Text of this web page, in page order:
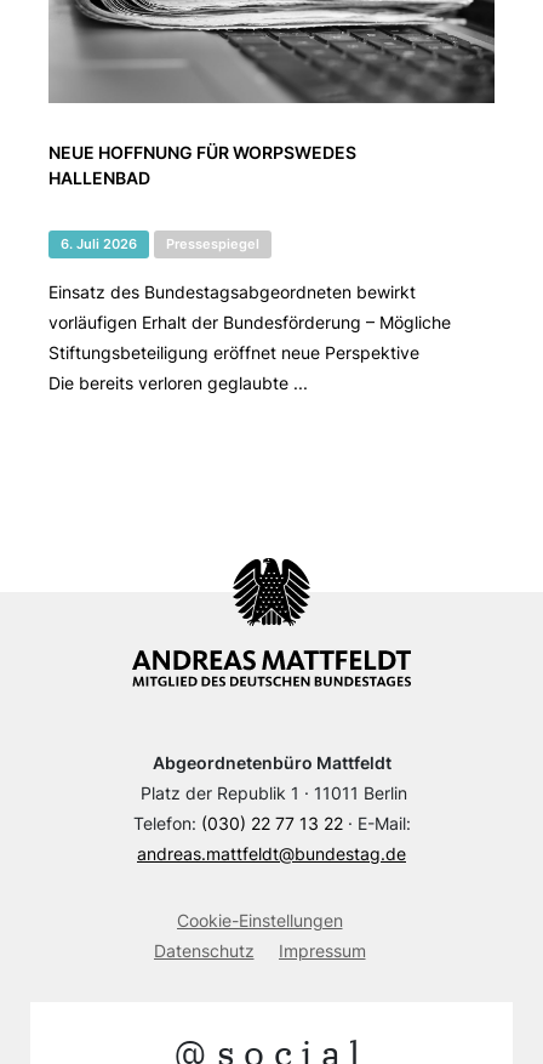
NEUE HOFFNUNG FÜR WORPSWEDES
HALLENBAD
6. Juli 2026 Pressespiegel
Einsatz des Bundestagsabgeordneten bewirkt
vorläufigen Erhalt der Bundesförderung – Mögliche
Stiftungsbeteiligung eröffnet neue Perspektive
Die bereits verloren geglaubte ...
Abgeordnetenbüro Mattfeldt
Platz der Republik 1 · 11011 Berlin
Telefon: (030) 22 77 13 22· E-Mail:
andreas.mattfeldt@bundestag.de
Cookie-Einstellungen
Datenschutz
Impressum
@social